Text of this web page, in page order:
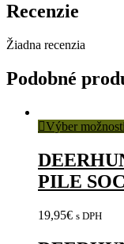
Recenzie
Žiadna recenzia
Podobné
Výber
PILE
19,95€ s DPH